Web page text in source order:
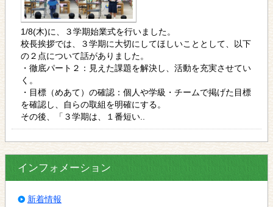
1/8(木)に、３学期始業式を行いました。
校長挨拶では、３学期に大切にしてほしいこととして、以下
の２点について話がありました。
・徹底パート２：見えた課題を解決し、活動を充実させてい
く。
・目標（めあて）の確認：個人や学級・チームで掲げた目標
を確認し、自らの取組を明確にする。
その後、「３学期は、１番短い..
インフォメーション
新着情報